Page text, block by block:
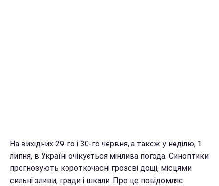
На вихідних 29-го і 30-го червня, а також у неділю, 1
липня, в Україні очікується мінлива погода. Синоптики
прогнозують короткочасні грозові дощі, місцями
сильні зливи, гради і шкали. Про це повідомляє